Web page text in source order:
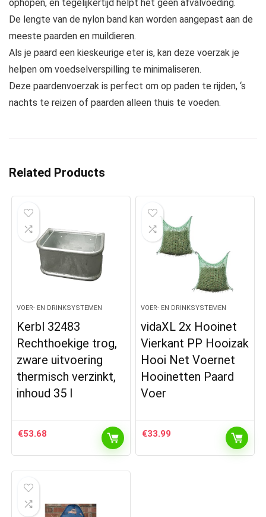
ophopen, en tegelijkertijd helpt het geen afvalvoeding.
De lengte van de nylon band kan worden aangepast aan de
meeste paarden en muildieren.
Als je paard een kieskeurige eter is, kan deze voerzak je
helpen om voedselverspilling te minimaliseren.
Deze paardenvoerzak is perfect om op paden te rijden, ‘s
nachts te reizen of paarden alleen thuis te voeden.
Related Products
VOER- EN DRINKSYSTEMEN
Kerbl 32483
Rechthoekige trog,
zware uitvoering
thermisch verzinkt,
inhoud 35 l
€53.68
VOER- EN DRINKSYSTEMEN
vidaXL 2x Hooinet
Vierkant PP Hooizak
Hooi Net Voernet
Hooinetten Paard
Voer
€33.99